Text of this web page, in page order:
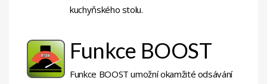
kuchyňského stolu.
Funkce BOOST
Funkce BOOST umožní okamžité odsávání